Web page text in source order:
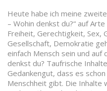
Heute habe ich meine
– Wohin denkst du?“ auf
Freiheit, Gerechtigkeit, Sex,
Gesellschaft, Demokratie
einfach Mensch sein und
denkst du? Taufrische
Gedankengut, dass es
Menschheit gibt. Die Inhalte